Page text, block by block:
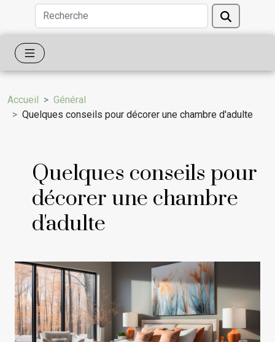
Accueil
Général
Quelques conseils pour décorer une chambre d'adulte
Quelques conseils pour
décorer une chambre
d'adulte